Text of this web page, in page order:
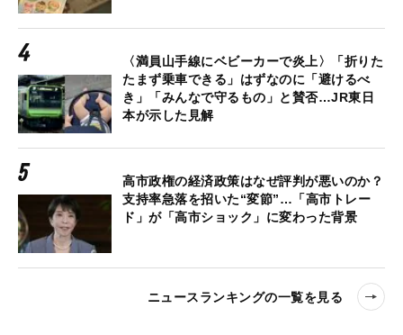
〈満員山手線にベビーカーで炎上〉「折りた
たまず乗車できる」はずなのに「避けるべ
き」「みんなで守るもの」と賛否…JR東日
本が示した見解
高市政権の経済政策はなぜ評判が悪いのか？
支持率急落を招いた“変節”…「高市トレー
ド」が「高市ショック」に変わった背景
ニュースランキングの一覧を見る